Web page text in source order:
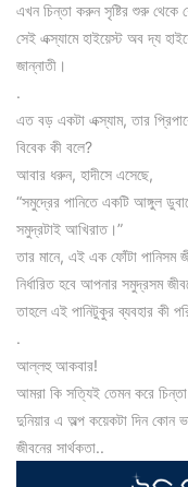
এখন চিন্তা করুন সৃষ্টির শুরু থেকে
সেই এক্স্যামে হাইয়েস্ট অব দ্য
জান্নাতী।
.
এত বড় একটা এক্স্যাম, তার
বিবেক কী বলে?
আবার ধরুন, হাদীসে এসেছে,
“সমুদ্রের পানিতে একটি আঙ্গুল
সমুদ্রটাই আখিরাত।”
তার মানে, এই এক ফোঁটা পানিসম
নির্ধারিত হবে আপনার সমুদ্রসম
তাহলে এই পানিটুকুর ব্যবহার কী
.
আল্লহু আকবার!
আমরা কি সত্যিই তেমন করে
দুনিয়ার এ অল্প কয়েকটা দিন কোন
জীবনের সার্থকতা..